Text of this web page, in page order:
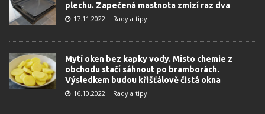
plechu. Zapečená mastnota zmizí raz dva
17.11.2022 Rady a tipy
Mytí oken bez kapky vody. Místo chemie z
obchodu stačí sáhnout po bramborách.
Výsledkem budou křišťálově čistá okna
16.10.2022 Rady a tipy